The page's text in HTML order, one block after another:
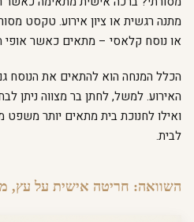
מתנה רגשית או ציון אירוע. טקסט
או נוסח קלאסי – מתאים כאשר אופי
הכלל המנחה הוא להתאים את הנוסח
האירוע. למשל, לחתן בר מצווה ניתן
ואילו לחנוכת בית מתאים יותר
לבית.
השוואה: חריטה אישית על עץ,